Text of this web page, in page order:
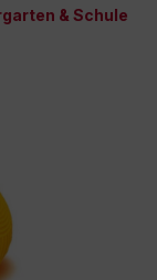
& Schule